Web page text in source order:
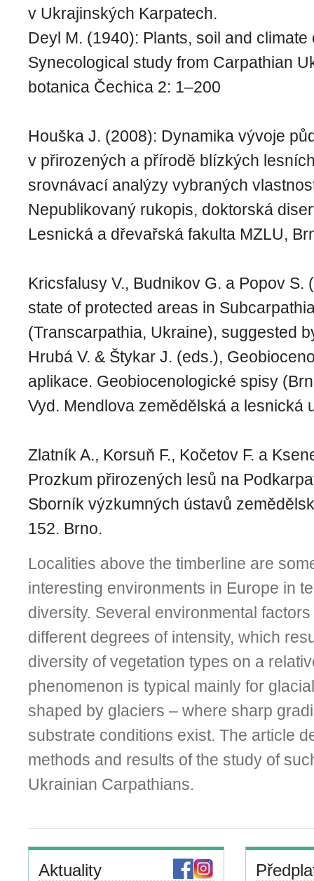
v Ukrajinských Karpatech.
Deyl M. (1940): Plants, soil and climate
Synecological study from Carpathian
botanica Čechica 2: 1–200
Houška J. (2008): Dynamika vývoje
v přirozených a přírodě blízkých
srovnávací analýzy vybraných
Nepublikovaný rukopis, doktorská
Lesnická a dřevařská fakulta MZLU,
Kricsfalusy V., Budnikov G. a Popov S.
state of protected areas in
(Transcarpathia, Ukraine), suggested
Hrubá V. & Štykar J. (eds.),
aplikace. Geobiocenologické spisy
Vyd. Mendlova zemědělská a lesnická
Zlatník A., Korsuň F., Kočetov F. a
Prozkum přirozených lesů na
Sborník výzkumných ústavů
152. Brno.
Localities above the timberline are
interesting environments in Europe in
diversity. Several environmental
different degrees of intensity, which
diversity of vegetation types on a
phenomenon is typical mainly for
shaped by glaciers – where sharp
substrate conditions exist. The article
methods and results of the study of
Ukrainian Carpathians.
Aktuality